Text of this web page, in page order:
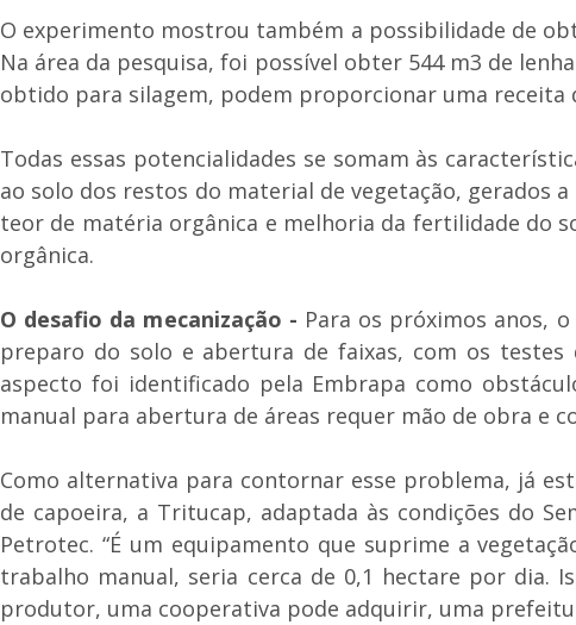
O experimento mostrou também a possibilidade de
Na área da pesquisa, foi possível obter 544 m3 de
obtido para silagem, podem proporcionar uma receita
Todas essas potencialidades se somam às
ao solo dos restos do material de vegetação,
teor de matéria orgânica e melhoria da fertilidade do
orgânica.
O desafio da mecanização - Para os próximos anos,
preparo do solo e abertura de faixas, com os testes
aspecto foi identificado pela Embrapa como
manual para abertura de áreas requer mão de obra e
Como alternativa para contornar esse problema, já
de capoeira, a Tritucap, adaptada às condições do
Petrotec. “É um equipamento que suprime a
trabalho manual, seria cerca de 0,1 hectare por dia.
produtor, uma cooperativa pode adquirir, uma